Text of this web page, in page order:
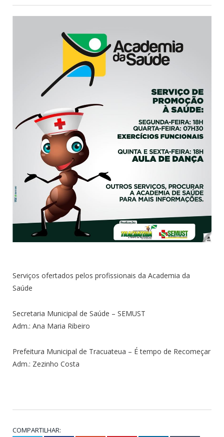
Serviços ofertados pelos profissionais da Academia da
Saúde
Secretaria Municipal de Saúde – SEMUST
Adm.: Ana Maria Ribeiro
Prefeitura Municipal de Tracuateua – É tempo de Recomeçar
Adm.: Zezinho Costa
COMPARTILHAR: